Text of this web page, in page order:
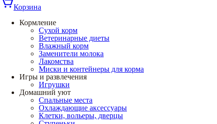
Корзина
Кормление
Сухой корм
Ветеринарные диеты
Влажный корм
Заменители молока
Лакомства
Миски и контейнеры для корма
Игры и развлечения
Игрушки
Домашний уют
Спальные места
Охлаждающие аксессуары
Клетки, вольеры, дверцы